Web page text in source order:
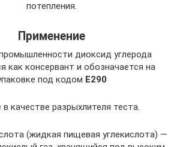
потепления.
Применение
диоксид углерода
как консервант и обозначается на
под кодом Е290
качестве разрыхлителя теста.
(жидкая пищевая углекислота) —